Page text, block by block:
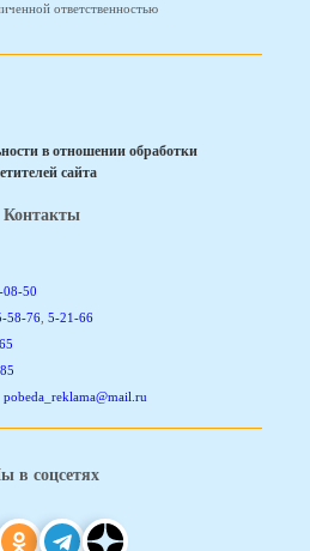
ответственностью
в отношении обработки
сайта
Контакты
50
58-76, 5-21-66
pobeda_reklama@mail.ru
в соцсетях